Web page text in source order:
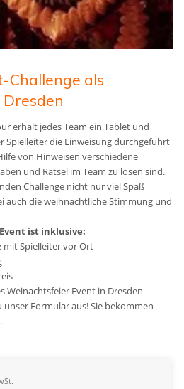
Challenge als
erhält jedes Team ein Tablet und
Spielleiter die Einweisung durchgeführt
von Hinweisen verschiedene
und Rätsel im Team zu lösen sind.
Challenge nicht nur viel Spaß
auch die weihnachtliche Stimmung und
ist inklusive:
mit Spielleiter vor Ort
Weinachtsfeier Event in Dresden
Formular aus! Sie bekommen